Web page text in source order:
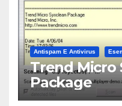
Antispam E Antivirus
Trend Micro
Package